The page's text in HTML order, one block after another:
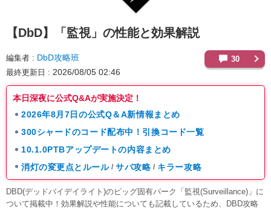
【DbD】 「監視」の性能と効果解説
編集者 DbD攻略班
最終更新日 2026/08/05 02:46
30
本日深夜に公式Q&Aが実施決定！
2026年8月7日の公式Q＆A新情報まとめ
300シャードのコード配布中！引換コード一覧
10.1.0PTBアップデートの内容まとめ
消灯の変更点とルール / サバ攻略 / キラー攻略
DBD(デッドバイデイライト)のピッグ固有パーク「監視(Surveillance)」に
ついて掲載中！効果解説や性能についても記載しているため、DBD攻略